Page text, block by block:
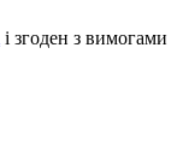
і згоден з вимогами